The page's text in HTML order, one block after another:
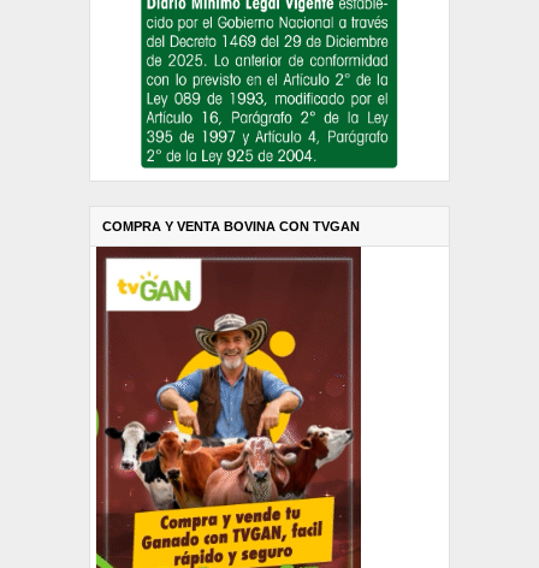
COMPRA Y VENTA BOVINA CON TVGAN